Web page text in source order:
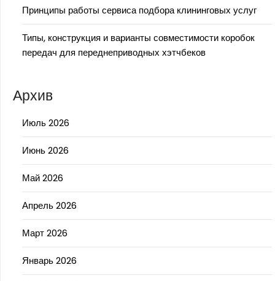
Принципы работы сервиса подбора клининговых услуг
Типы, конструкция и варианты совместимости коробок
передач для переднеприводных хэтчбеков
Архив
Июль 2026
Июнь 2026
Май 2026
Апрель 2026
Март 2026
Январь 2026